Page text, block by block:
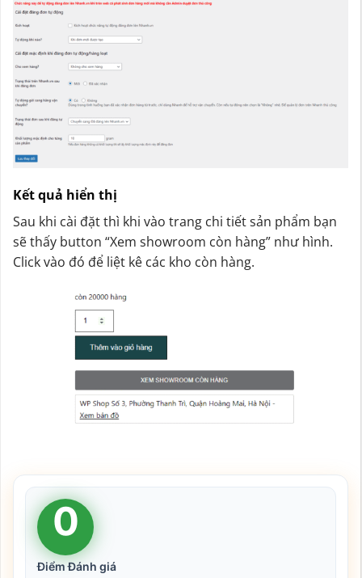
Kết quả hiển thị
Sau khi cài đặt thì khi vào trang chi tiết sản phẩm bạn
sẽ thấy button “Xem showroom còn hàng” như hình.
Click vào đó để liệt kê các kho còn hàng.
0
Điểm Đánh giá